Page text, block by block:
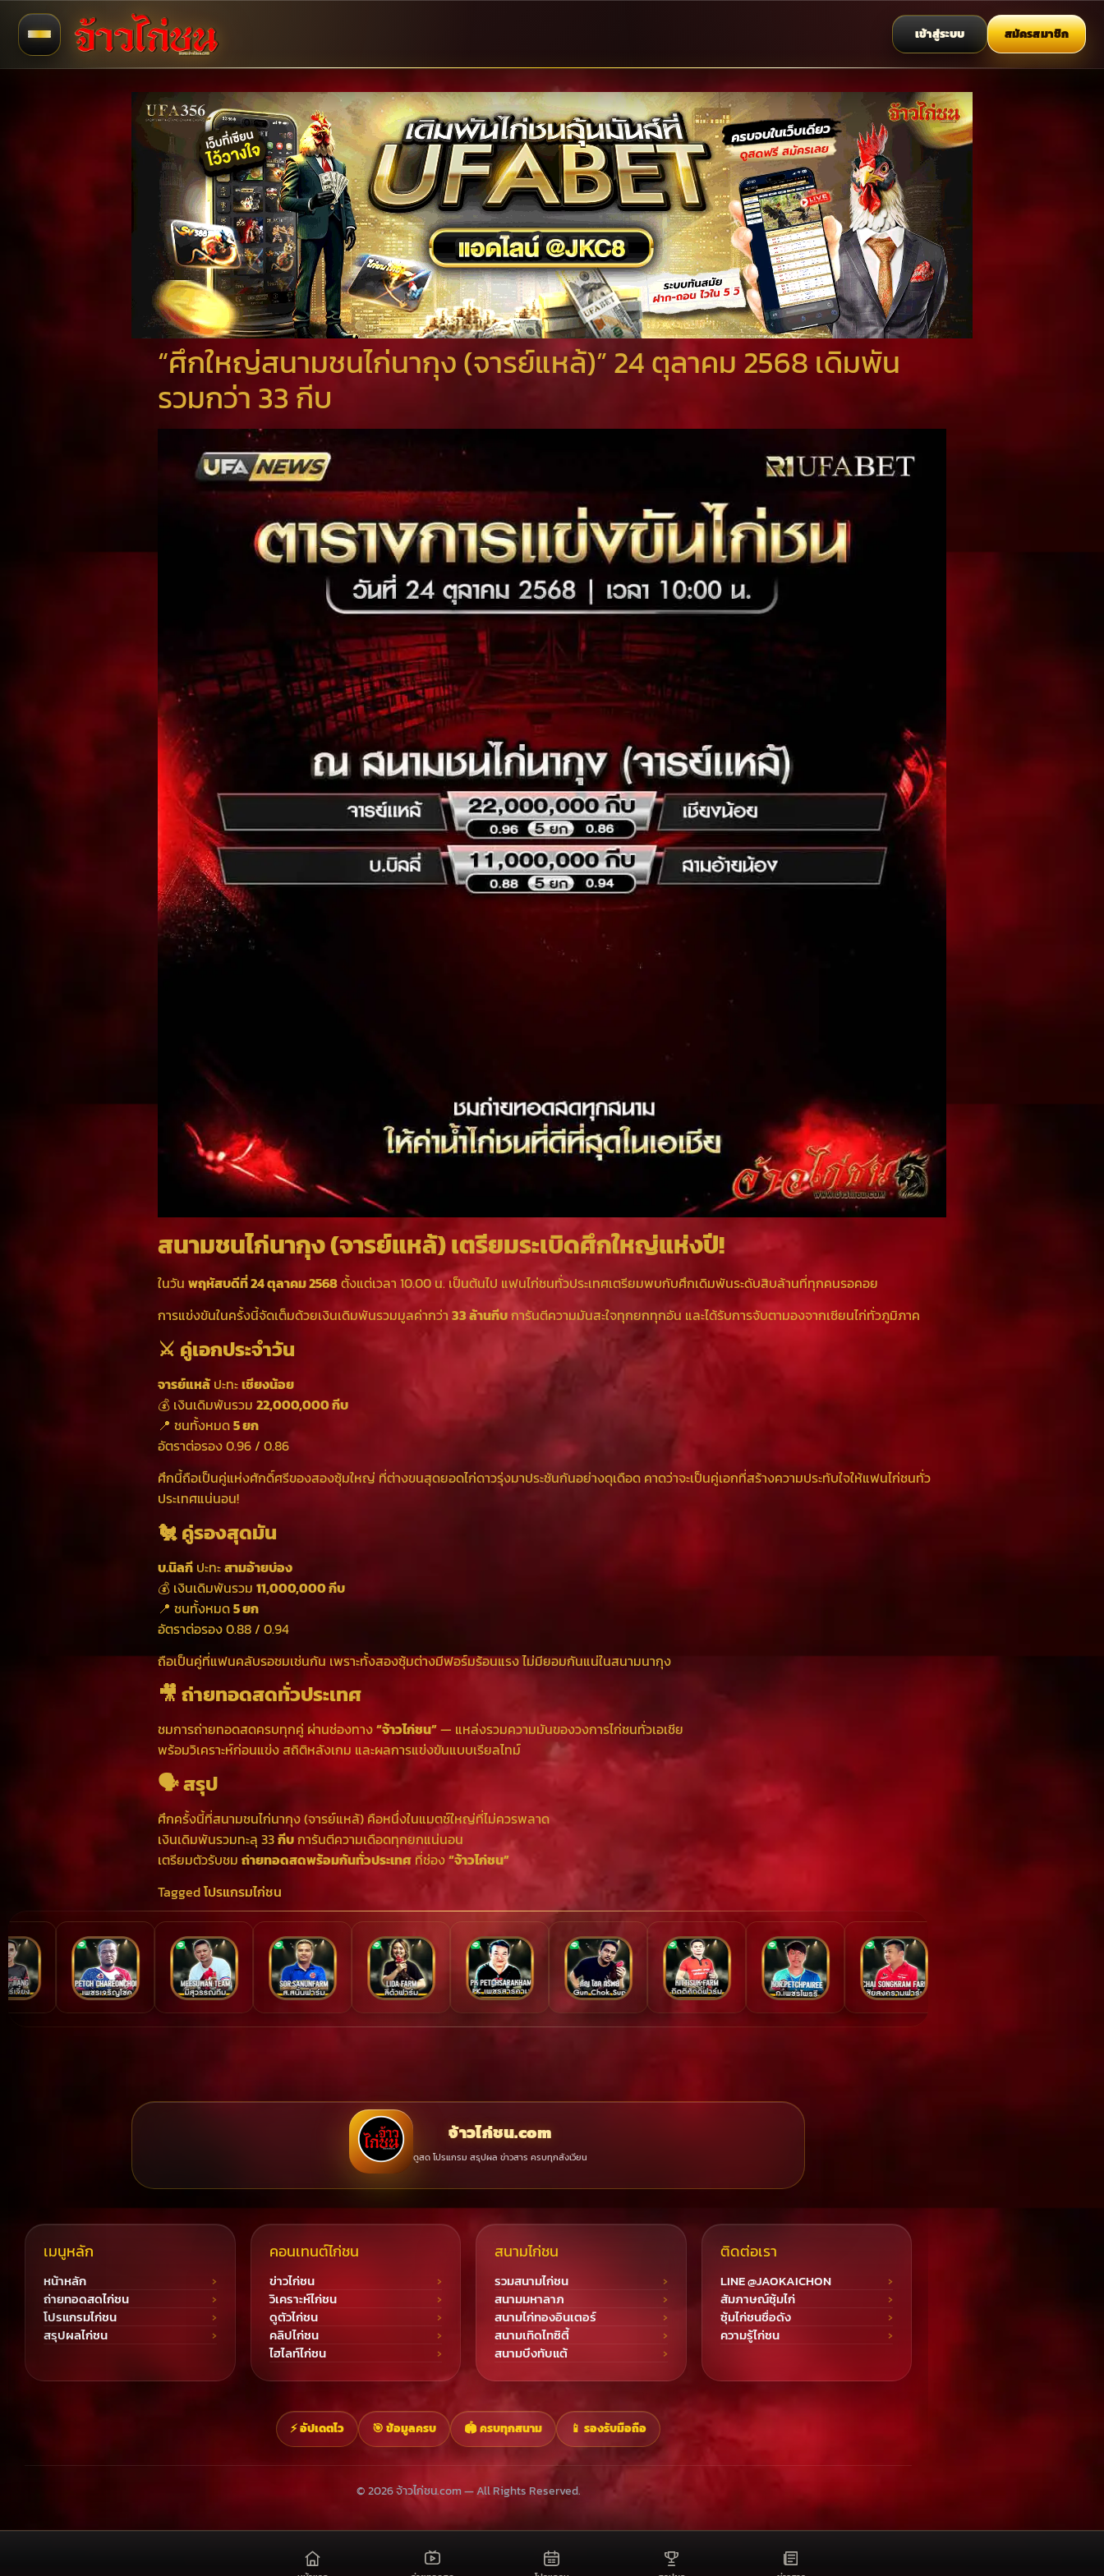
เข้าสู่ระบบ สมัครสมาชิก
“ศึกใหญ่สนามชนไก่นากุง (จารย์แหล้)” 24 ตุลาคม 2568 เดิมพัน
รวมกว่า 33 กีบ
สนามชนไก่นากุง (จารย์แหล้) เตรียมระเบิดศึกใหญ่แห่งปี!
ในวัน พฤหัสบดีที่ 24 ตุลาคม 2568ตั้งแต่เวลา 10.00 น. เป็นต้นไป แฟนไก่ชนทั่วประเทศเตรียมพบกับศึกเดิมพันระดับสิบล้านที่ทุกคนรอคอย
การแข่งขันในครั้งนี้จัดเต็มด้วยเงินเดิมพันรวมมูลค่ากว่า 33 ล้านกีบการันตีความมันสะใจทุกยกทุกอัน และได้รับการจับตามองจากเซียนไก่ทั่วภูมิภาค
⚔️ คู่เอกประจำวัน
จารย์แหล้ปะทะเชียงน้อย
💰 เงินเดิมพันรวม 22,000,000 กีบ
📍 ชนทั้งหมด5 ยก
อัตราต่อรอง 0.96 / 0.86
ศึกนี้ถือเป็นคู่แห่งศักดิ์ศรีของสองซุ้มใหญ่ ที่ต่างขนสุดยอดไก่ดาวรุ่งมาประชันกันอย่างดุเดือด คาดว่าจะเป็นคู่เอกที่สร้างความประทับใจให้แฟนไก่ชนทั่ว
ประเทศแน่นอน!
🐔 คู่รองสุดมัน
บ.นิลกี ปะทะสามอ้ายบ่อง
💰 เงินเดิมพันรวม 11,000,000 กีบ
📍 ชนทั้งหมด5 ยก
อัตราต่อรอง 0.88 / 0.94
ถือเป็นคู่ที่แฟนคลับรอชมเช่นกัน เพราะทั้งสองซุ้มต่างมีฟอร์มร้อนแรง ไม่มียอมกันแน่ในสนามนากุง
🎥 ถ่ายทอดสดทั่วประเทศ
ชมการถ่ายทอดสดครบทุกคู่ ผ่านช่องทาง“จ้าวไก่ชน”— แหล่งรวมความมันของวงการไก่ชนทั่วเอเชีย
พร้อมวิเคราะห์ก่อนแข่ง สถิติหลังเกม และผลการแข่งขันแบบเรียลไทม์
🗣️ สรุป
ศึกครั้งนี้ที่สนามชนไก่นากุง (จารย์แหล้) คือหนึ่งในแมตช์ใหญ่ที่ไม่ควรพลาด
เงินเดิมพันรวมทะลุ 33กีบการันตีความเดือดทุกยกแน่นอน
เตรียมตัวรับชม ถ่ายทอดสดพร้อมกันทั่วประเทศ ที่ช่อง“จ้าวไก่ชน”
Taggedโปรแกรมไก่ชน
จ้าวไก่ชน.com
ดูสด โปรแกรม สรุปผล ข่าวสาร ครบทุกสังเวียน
เมนูหลัก
หน้าหลัก
ถ่ายทอดสดไก่ชน
โปรแกรมไก่ชน
สรุปผลไก่ชน
คอนเทนต์ไก่ชน
ข่าวไก่ชน
วิเคราะห์ไก่ชน
ดูตัวไก่ชน
คลิปไก่ชน
ไฮไลท์ไก่ชน
สนามไก่ชน
รวมสนามไก่ชน
สนามมหาลาภ
สนามไก่ทองอินเตอร์
สนามเทิดไทซิตี้
สนามบึงทับแต้
ติดต่อเรา
LINE @JAOKAICHON
สัมภาษณ์ซุ้มไก่
ซุ้มไก่ชนชื่อดัง
ความรู้ไก่ชน
⚡ อัปเดตไว 🎯 ข้อมูลครบ 🏟️ ครบทุกสนาม 📱 รองรับมือถือ
© 2026 จ้าวไก่ชน.com — All Rights Reserved.